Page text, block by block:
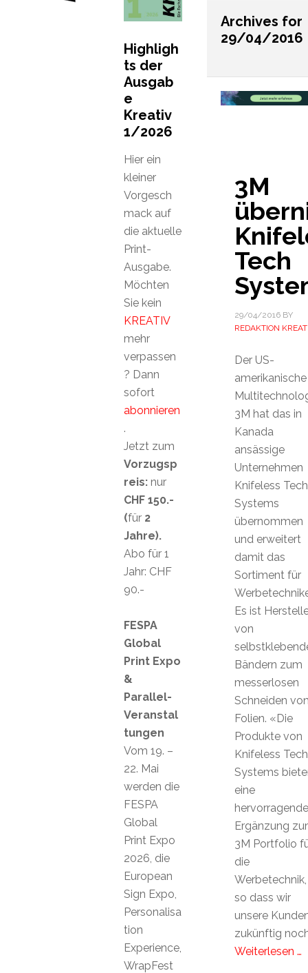
Archives for
29/04/2016
3M
Tech
29/04/2016BY
REDAKTION
Der US-
amerikanische
3M hat das in
Kanada
ansässige
Unternehmen
Knifeless Tech
Systems
übernommen
und erweitert
damit das
Sortiment für
Es ist
von
Bändern zum
messerlosen
Schneiden
Folien. «Die
Produkte von
Knifeless Tech
Systems
eine
hervorragende
Ergänzung
3M Portfolio
die
Werbetechnik,
so dass wir
unsere
zukünftig
Weiterlesen …
Highligh
ts der
Ausgab
e
Kreativ
1/2026
Hier ein
kleiner
Vorgesch
mack auf
die aktuelle
Print-
Ausgabe.
Möchten
Sie kein
KREATIV
mehr
verpassen
? Dann
sofort
abonnieren
.
Jetzt zum
Vorzugsp
reis: nur
CHF 150.-
(für 2
Jahre).
Abo für 1
Jahr: CHF
90.-
FESPA
Global
Print Expo
&
Parallel-
Veranstal
tungen
Vom 19. –
22. Mai
werden die
FESPA
Global
Print Expo
2026, die
European
Sign Expo,
Personalisa
tion
Experience,
WrapFest